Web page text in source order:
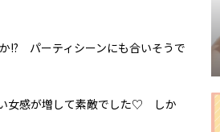
!? パーティシーンにも合いそうで
女感が増して素敵でした♡ しか